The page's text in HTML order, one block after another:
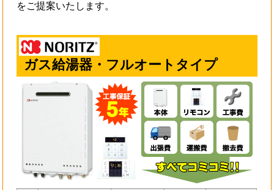
をご提案いたします。
ガス給湯器・フルオートタイプ